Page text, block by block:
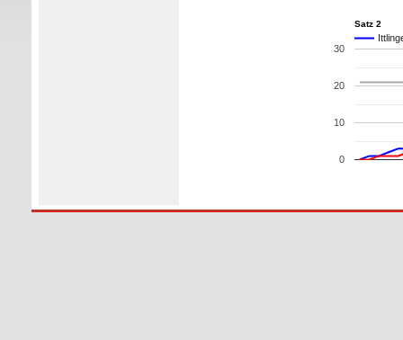
Satz 2
0
10
20
30